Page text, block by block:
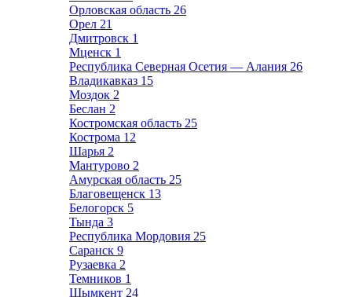
Орловская область 26
Орел 21
Дмитровск 1
Мценск 1
Республика Северная Осетия — Алания 26
Владикавказ 15
Моздок 2
Беслан 2
Костромская область 25
Кострома 12
Шарья 2
Мантурово 2
Амурская область 25
Благовещенск 13
Белогорск 5
Тында 3
Республика Мордовия 25
Саранск 9
Рузаевка 2
Темников 1
Шымкент 24